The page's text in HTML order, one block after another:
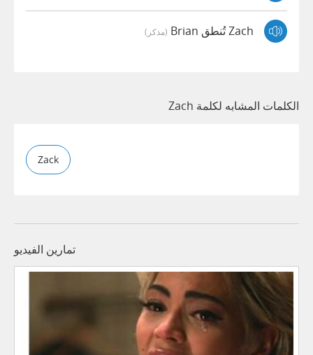
Zach تُنطق Brian (مذكر)
الكلمات المشابه لكلمة Zach
Zack
تمارين الفيديو